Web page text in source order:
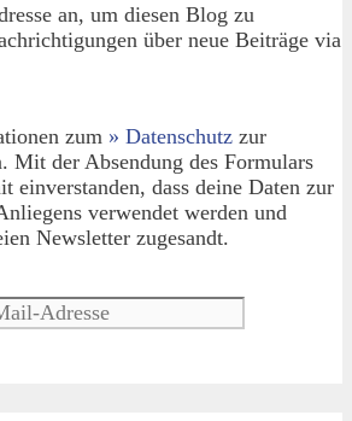
an, um diesen Blog zu
über neue Beiträge via
zum » Datenschutz zur
Mit der Absendung des Formulars
einverstanden, dass deine Daten zur
verwendet werden und
Newsletter zugesandt.